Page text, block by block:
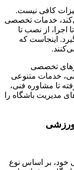
کافی نیست.
خدمات تخصصی
اجرا، از نصب تا
اینجاست که
تخصصی
خدمات متنوعی
تا مشاوره فنی،
مدیریت باشگاه را
بر اساس نوع